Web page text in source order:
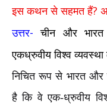
इस कथन से सहमत हैं?
उत्तर-
चीन और भारत
एकध्रुवीय विश्व व्यवस्था
निचित रूप से भारत और
है कि वे एक-ध्रुवीय